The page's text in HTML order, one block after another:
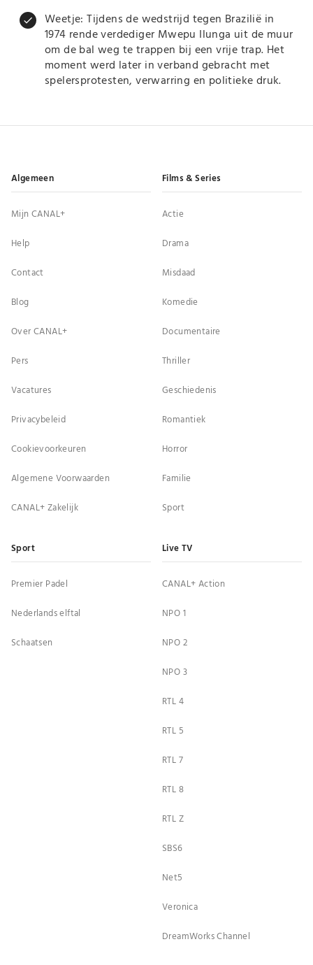
check
Weetje: Tijdens de wedstrijd tegen Brazilië in
1974 rende verdediger Mwepu Ilunga uit de muur
om de bal weg te trappen bij een vrije trap. Het
moment werd later in verband gebracht met
spelersprotesten, verwarring en politieke druk.
Algemeen
Mijn CANAL+
Help
Contact
Blog
Over CANAL+
Pers
Vacatures
Privacybeleid
Cookievoorkeuren
Algemene Voorwaarden
CANAL+ Zakelijk
Films & Series
Actie
Drama
Misdaad
Komedie
Documentaire
Thriller
Geschiedenis
Romantiek
Horror
Familie
Sport
Sport
Premier Padel
Nederlands elftal
Schaatsen
Live TV
CANAL+ Action
NPO 1
NPO 2
NPO 3
RTL 4
RTL 5
RTL 7
RTL 8
RTL Z
SBS6
Net5
Veronica
DreamWorks Channel